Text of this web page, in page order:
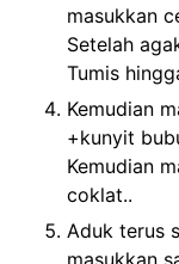
masukkan
Setelah
Tumis
Kemudian
+kunyit
Kemudian
coklat..
Aduk terus